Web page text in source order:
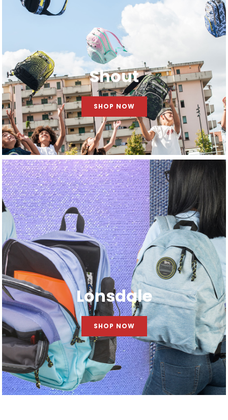
Shout
SHOP NOW
Lonsdale
SHOP NOW